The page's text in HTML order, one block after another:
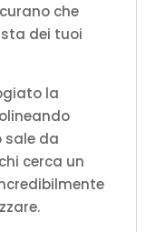
che
dei tuoi
la
sale da
cerca un